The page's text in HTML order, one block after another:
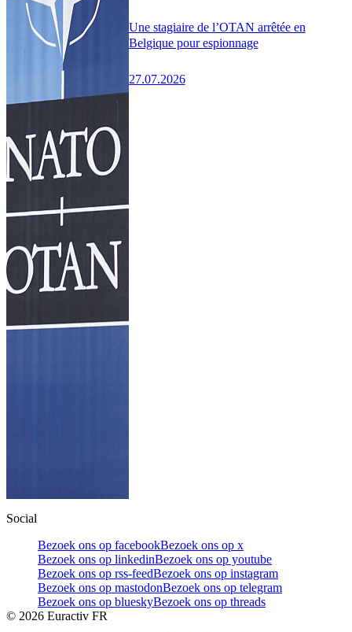
Une stagiaire de l’OTAN arrêtée en
Belgique pour espionnage
27.07.2026
Social
Bezoek ons op facebookBezoek ons op x
Bezoek ons op linkedinBezoek ons op youtube
Bezoek ons op rss-feedBezoek ons op instagram
Bezoek ons op mastodonBezoek ons op telegram
Bezoek ons op blueskyBezoek ons op threads
© 2026 Euractiv FR